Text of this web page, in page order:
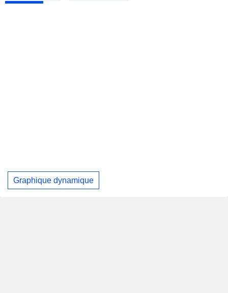
Graphique dynamique